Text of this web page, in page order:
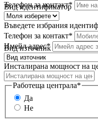
Телефон за контакт*
Вид идентификатор
Въведете избрания
Телефон за контакт*
Имейл адрес*
Вид източник
Инсталирана мощност на
Работеща централа*
Да
Не